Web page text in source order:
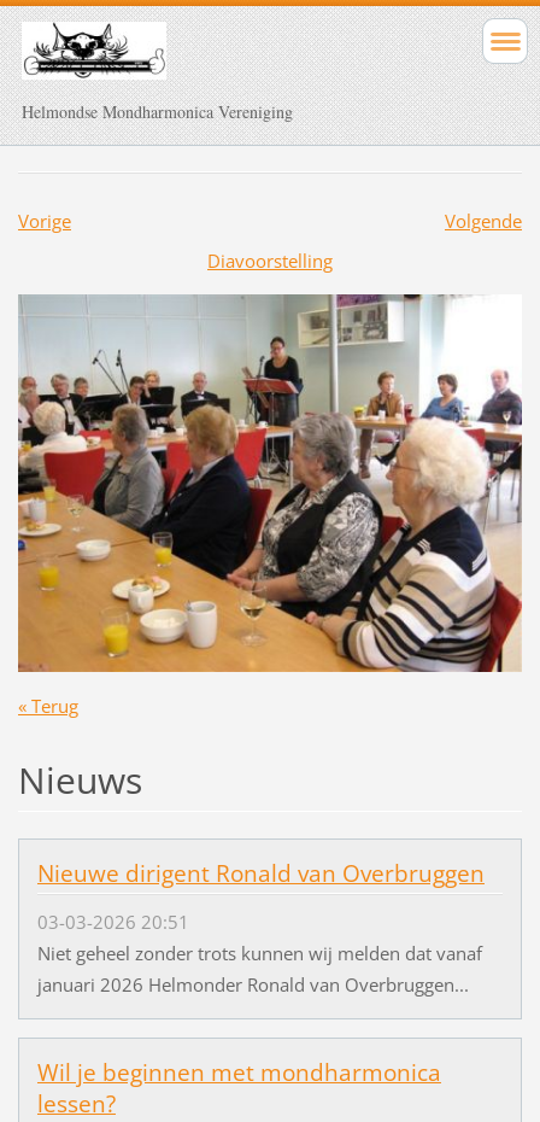
Helmondse Mondharmonica Vereniging
Vorige
Volgende
Diavoorstelling
« Terug
Nieuws
Nieuwe dirigent Ronald van Overbruggen
03-03-2026 20:51
Niet geheel zonder trots kunnen wij melden dat vanaf
januari 2026 Helmonder Ronald van Overbruggen...
Wil je beginnen met mondharmonica
lessen?